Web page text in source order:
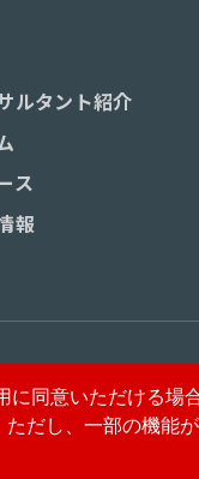
ルタント紹介
ス
報
同意いただける場
だし、一部の機能